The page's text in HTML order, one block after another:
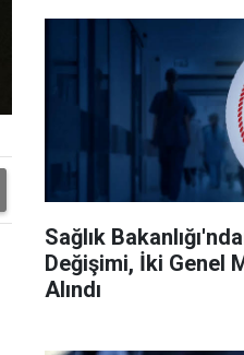
Sağlık
Değişimi, İki Genel
Alındı